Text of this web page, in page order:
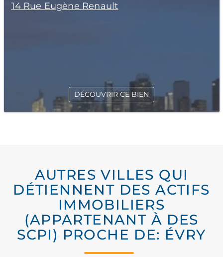
14 Rue Eugène Renault
DÉCOUVRIR CE BIEN
AUTRES VILLES QUI
DÉTIENNENT DES ACTIFS
IMMOBILIERS
(APPARTENANT À DES
SCPI) PROCHE DE: ÉVRY